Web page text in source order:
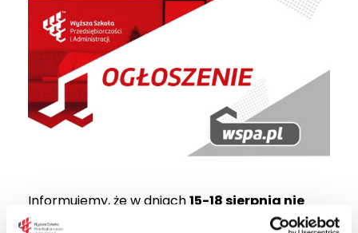
Informujemy, że w dniach15-18 sierpnia nie
będzie czynne
Centrum Rekrutacji i Obsługi